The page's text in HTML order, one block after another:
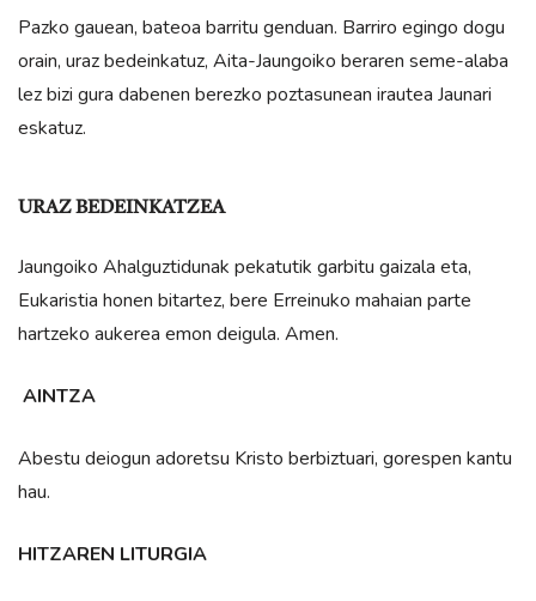
Pazko gauean, bateoa barritu genduan. Barriro egingo dogu
orain, uraz bedeinkatuz, Aita-Jaungoiko beraren seme-alaba
lez bizi gura dabenen berezko poztasunean irautea Jaunari
eskatuz.
URAZ BEDEINKATZEA
Jaungoiko Ahalguztidunak pekatutik garbitu gaizala eta,
Eukaristia honen bitartez, bere Erreinuko mahaian parte
hartzeko aukerea emon deigula. Amen.
AINTZA
Abestu deiogun adoretsu Kristo berbiztuari, gorespen kantu
hau.
HITZAREN LITURGIA